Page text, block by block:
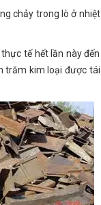
chảy trong lò ở nhiệt
tế hết lần này đến
trăm kim loại được tái